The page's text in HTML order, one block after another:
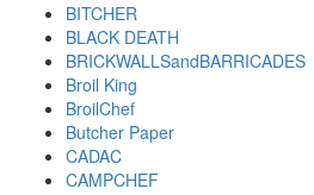
BITCHER
BLACK DEATH
BRICKWALLSandBARRICADES
Broil King
BroilChef
Butcher Paper
CADAC
CAMPCHEF